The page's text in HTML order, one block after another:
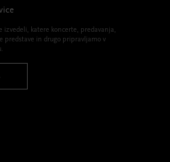
izvedeli, katere koncerte, predavanja,
predstave in drugo pripravljamo v